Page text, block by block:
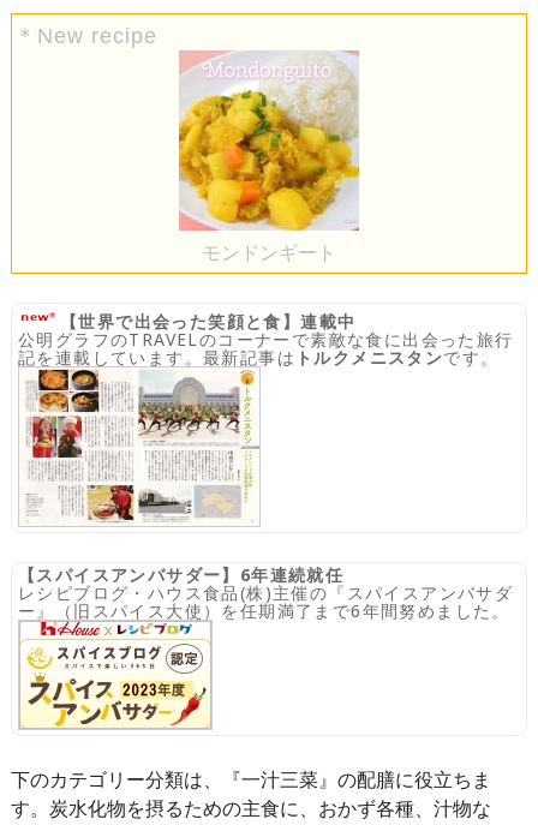
＊New recipe
モンドンギート
【世界で出会った笑顔と食】連載中
公明グラフのTRAVELのコーナーで素敵な食に出会った旅行
記を連載しています。最新記事は トルクメニスタンです。
【スパイスアンバサダー】6年連続就任
レシピブログ・ハウス食品(株)主催の『スパイスアンバサダ
ー』（旧スパイス大使）を任期満了まで6年間努めました。
下のカテゴリー分類は、『一汁三菜』の配膳に役立ちま
す。炭水化物を摂るための主食に、おかず各種、汁物な